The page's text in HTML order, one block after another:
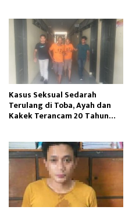
Kasus Seksual Sedarah
Terulang di Toba, Ayah dan
Kakek Terancam 20 Tahun